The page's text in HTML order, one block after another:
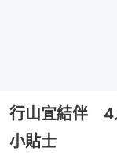
行山宜結伴 4
小貼士